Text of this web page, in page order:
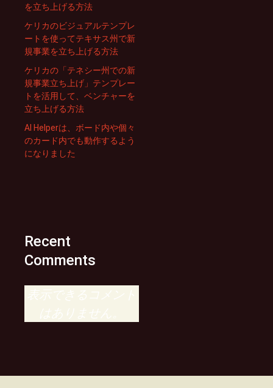
を立ち上げる方法
ケリカのビジュアルテンプレ
ートを使ってテキサス州で新
規事業を立ち上げる方法
ケリカの「テネシー州での新
規事業立ち上げ」テンプレー
トを活用して、ベンチャーを
立ち上げる方法
AI Helperは、ボード内や個々
のカード内でも動作するよう
になりました
Recent
Comments
表示できるコメント
はありません。